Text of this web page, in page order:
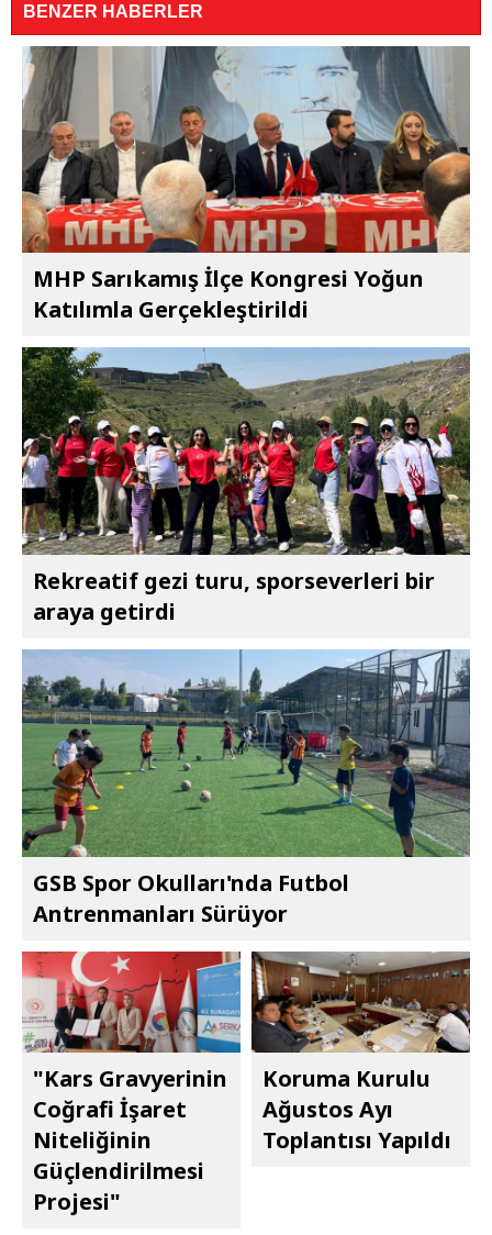
BENZER HABERLER
MHP Sarıkamış İlçe Kongresi Yoğun
Katılımla Gerçekleştirildi
Rekreatif gezi turu, sporseverleri bir
araya getirdi
GSB Spor Okulları'nda Futbol
Antrenmanları Sürüyor
"Kars Gravyerinin
Coğrafi İşaret
Niteliğinin
Güçlendirilmesi
Projesi"
Koruma Kurulu
Ağustos Ayı
Toplantısı Yapıldı